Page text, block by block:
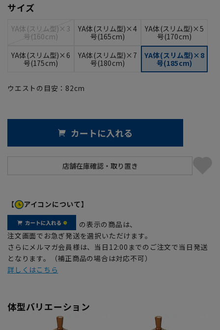
サイズ
YA体(スリム型)×3
号(160cm)
YA体(スリム型)×4
号(165cm)
YA体(スリム型)×5
号(170cm)
YA体(スリム型)×6
号(175cm)
YA体(スリム型)×7
号(180cm)
YA体(スリム型)×8
号(185cm)
ウエストの目安： 82cm
カートに入れる
【 アイコンについて】
の表示の商品は、
注文画面でお急ぎ発送を選択いただけます。
さらにメルマガ会員様は、当日12:00までのご注文で当日発送
となります。（補正商品の場合は対応不可）
詳しくはこちら
体型バリエーション